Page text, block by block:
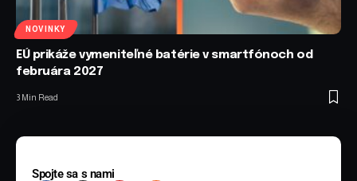
NOVINKY
EÚ prikáže vymeniteľné batérie v smartfónoch od
februára 2027
3 Min Read
Spojte sa s nami